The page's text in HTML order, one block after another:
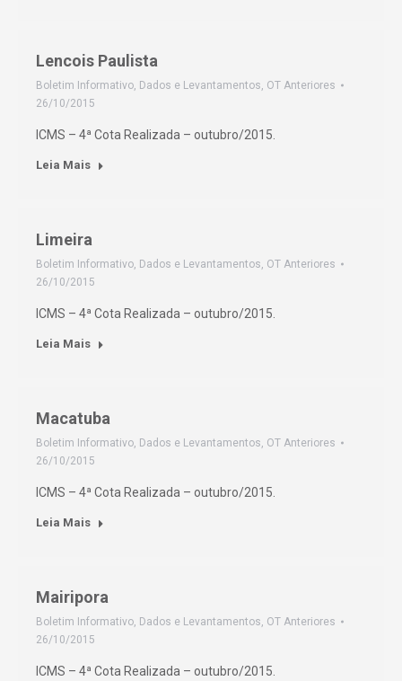
Lencois Paulista
Boletim Informativo, Dados e Levantamentos, OT Anteriores
26/10/2015
ICMS – 4ª Cota Realizada – outubro/2015.
Leia Mais
Limeira
Boletim Informativo, Dados e Levantamentos, OT Anteriores
26/10/2015
ICMS – 4ª Cota Realizada – outubro/2015.
Leia Mais
Macatuba
Boletim Informativo, Dados e Levantamentos, OT Anteriores
26/10/2015
ICMS – 4ª Cota Realizada – outubro/2015.
Leia Mais
Mairipora
Boletim Informativo, Dados e Levantamentos, OT Anteriores
26/10/2015
ICMS – 4ª Cota Realizada – outubro/2015.